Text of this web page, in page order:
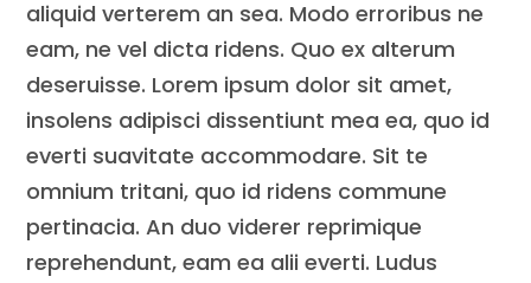
aliquid verterem an sea. Modo erroribus ne
eam, ne vel dicta ridens. Quo ex alterum
deseruisse. Lorem ipsum dolor sit amet,
insolens adipisci dissentiunt mea ea, quo id
everti suavitate accommodare. Sit te
omnium tritani, quo id ridens commune
pertinacia. An duo viderer reprimique
reprehendunt, eam ea alii everti. Ludus